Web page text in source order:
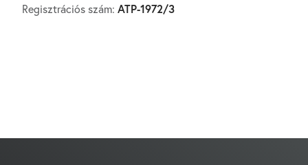
Regisztrációs szám: ATP-1972/3